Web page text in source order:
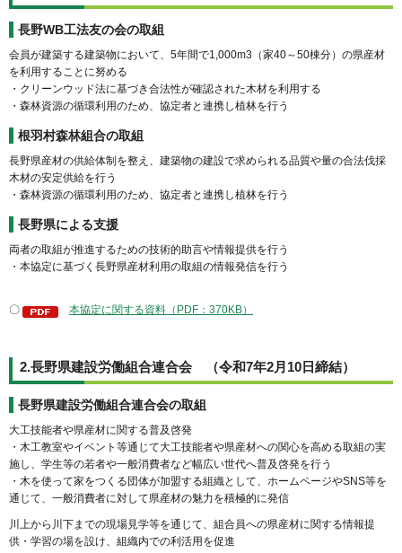
長野WB工法友の会の取組
会員が建築する建築物において、5年間で1,000m3（家40～50棟分）の県産材
を利用することに努める
・クリーンウッド法に基づき合法性が確認された木材を利用する
・森林資源の循環利用のため、協定者と連携し植林を行う
根羽村森林組合の取組
長野県産材の供給体制を整え、建築物の建設で求められる品質や量の合法伐採
木材の安定供給を行う
・森林資源の循環利用のため、協定者と連携し植林を行う
長野県による支援
両者の取組が推進するための技術的助言や情報提供を行う
・本協定に基づく長野県産材利用の取組の情報発信を行う
〇 本協定に関する資料（PDF：370KB）
2.長野県建設労働組合連合会 （令和7年2月10日締結）
長野県建設労働組合連合会の取組
大工技能者や県産材に関する普及啓発
・木工教室やイベント等通じて大工技能者や県産材への関心を高める取組の実
施し、学生等の若者や一般消費者など幅広い世代へ普及啓発を行う
・木を使って家をつくる団体が加盟する組織として、ホームページやSNS等を
通じて、一般消費者に対して県産材の魅力を積極的に発信
川上から川下までの現場見学等を通じて、組合員への県産材に関する情報提
供・学習の場を設け、組織内での利活用を促進